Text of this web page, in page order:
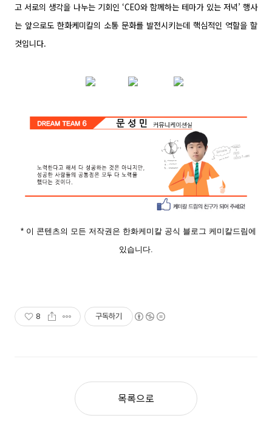
고 서로의 생각을 나누는 기회인 ‘CEO와 함께하는 테마가 있는 저녁’ 행사
는 앞으로도 한화케미칼의 소통 문화를 발전시키는데 핵심적인 역할을 할
것입니다.
* 이 콘텐츠의 모든 저작권은 한화케미칼 공식 블로그 케미칼드림에
있습니다.
8 구독하기
목록으로